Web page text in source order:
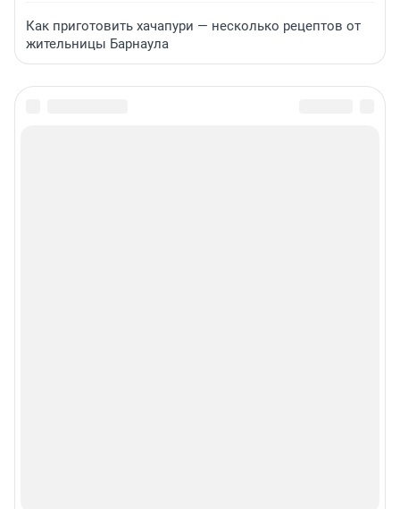
Как приготовить хачапури — несколько рецептов от
жительницы Барнаула